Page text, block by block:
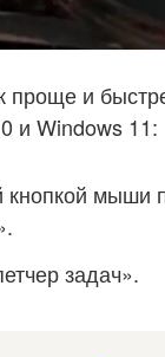
и
и Windows 11:
кнопкой мыши
задач».